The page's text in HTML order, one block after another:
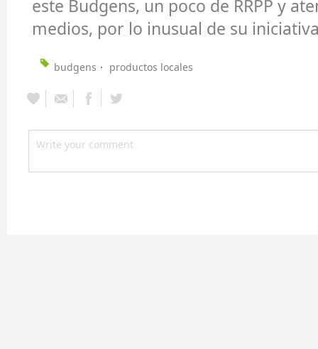
este Budgens, un poco de RRPP y
medios, por lo inusual de su
budgens productos locales